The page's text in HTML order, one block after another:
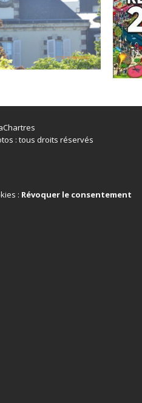
: tous droits réservés
: Révoquer le consentement